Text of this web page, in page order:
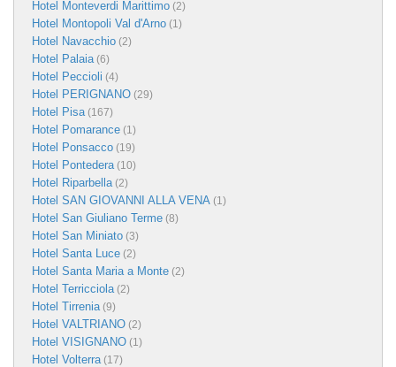
Hotel Monteverdi Marittimo (2)
Hotel Montopoli Val d'Arno (1)
Hotel Navacchio (2)
Hotel Palaia(6)
Hotel Peccioli (4)
Hotel PERIGNANO (29)
Hotel Pisa(167)
Hotel Pomarance (1)
Hotel Ponsacco (19)
Hotel Pontedera(10)
Hotel Riparbella(2)
Hotel SAN GIOVANNI ALLA VENA (1)
Hotel San Giuliano Terme (8)
Hotel San Miniato (3)
Hotel Santa Luce (2)
Hotel Santa Maria a Monte (2)
Hotel Terricciola(2)
Hotel Tirrenia(9)
Hotel VALTRIANO (2)
Hotel VISIGNANO (1)
Hotel Volterra(17)